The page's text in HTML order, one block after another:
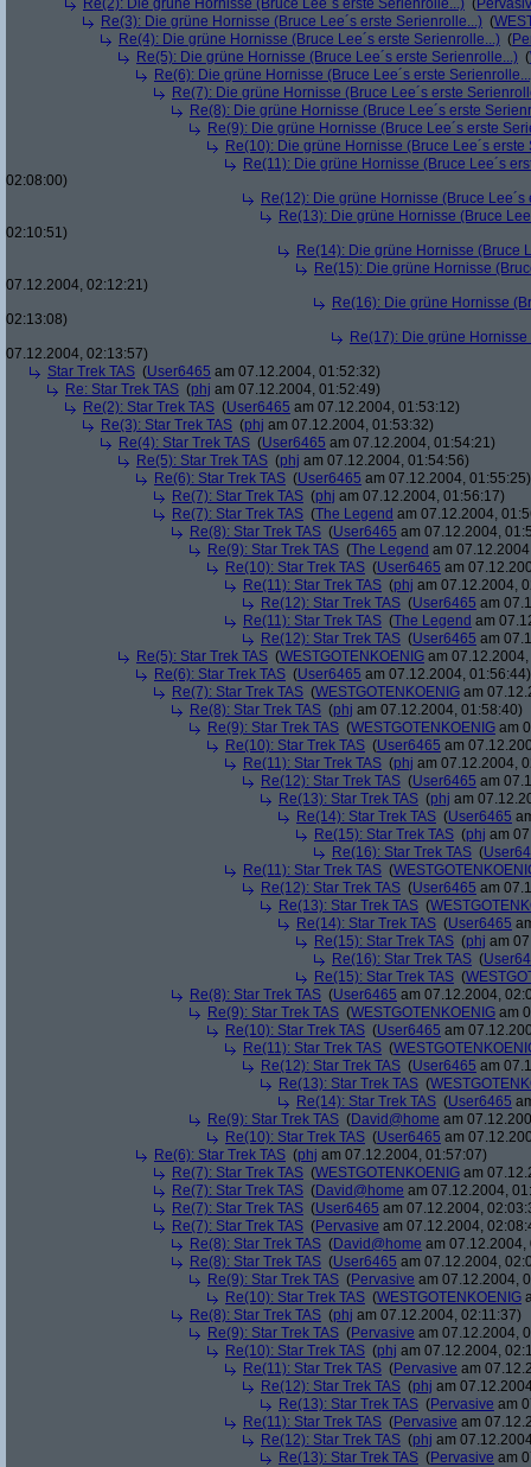
Re(2): Die grüne Hornisse (Bruce Lee´s erste Serienrolle...) (
Re(3): Die grüne Hornisse (Bruce Lee´s erste Serienrolle...) (
Re(4): Die grüne Hornisse (Bruce Lee´s erste Serienrolle...) (
Re(5): Die grüne Hornisse (Bruce Lee´s erste Serienrolle...) (
Re(6): Die grüne Hornisse (Bruce Lee´s erste
Re(7): Die grüne Hornisse (Bruce Lee´s erste
Re(8): Die grüne Hornisse (Bruce Lee´s erste
Re(9): Die grüne Hornisse (Bruce Lee´s erste
Re(10): Die grüne Hornisse (Bruce Lee´s erste
Re(11): Die grüne Hornisse (Bruce Lee´s
02:08:00)
Re(12): Die grüne Hornisse (Bruce
Re(13): Die grüne Hornisse (Bruce
02:10:51)
Re(14): Die grüne Hornisse (Bruce
Re(15): Die grüne Hornisse
07.12.2004, 02:12:21)
Re(16): Die grüne Hornisse
02:13:08)
Re(17): Die grüne
07.12.2004, 02:13:57)
Star Trek TAS (User6465 am 07.12.2004, 01:52:32)
Re: Star Trek TAS (phj am 07.12.2004, 01:52:49)
Re(2): Star Trek TAS (User6465 am 07.12.2004, 01:53:12)
Re(3): Star Trek TAS (phj am 07.12.2004, 01:53:32)
Re(4): Star Trek TAS (User6465 am 07.12.2004, 01:54:21)
Re(5): Star Trek TAS (phj am 07.12.2004, 01:54:56)
Re(6): Star Trek TAS (User6465 am 07.12.2004, 01:55:25)
Re(7): Star Trek TAS (phj am 07.12.2004, 01:56:17)
Re(7): Star Trek TAS (The Legend am 07.12.2004,
Re(8): Star Trek TAS (User6465 am 07.12.2004,
Re(9): Star Trek TAS (The Legend am
Re(10): Star Trek TAS (User6465 am
Re(11): Star Trek TAS (phj am 07.12.2004,
Re(12): Star Trek TAS (User6465 am
Re(11): Star Trek TAS (The Legend am
Re(12): Star Trek TAS (User6465 am
Re(5): Star Trek TAS (WESTGOTENKOENIG am
Re(6): Star Trek TAS (User6465 am 07.12.2004, 01:56:44)
Re(7): Star Trek TAS (WESTGOTENKOENIG am
Re(8): Star Trek TAS (phj am 07.12.2004, 01:58:40)
Re(9): Star Trek TAS (WESTGOTENKOENIG am
Re(10): Star Trek TAS (User6465 am
Re(11): Star Trek TAS (phj am 07.12.2004,
Re(12): Star Trek TAS (User6465 am
Re(13): Star Trek TAS (phj am
Re(14): Star Trek TAS (User6465
Re(15): Star Trek TAS (phj am
Re(16): Star Trek TAS (
Re(11): Star Trek TAS (
Re(12): Star Trek TAS (User6465 am
Re(13): Star Trek TAS (
Re(14): Star Trek TAS (User6465
Re(15): Star Trek TAS (phj am
Re(16): Star Trek TAS (
Re(15): Star Trek TAS (
Re(8): Star Trek TAS (User6465 am 07.12.2004,
Re(9): Star Trek TAS (WESTGOTENKOENIG am
Re(10): Star Trek TAS (User6465 am
Re(11): Star Trek TAS (
Re(12): Star Trek TAS (User6465 am
Re(13): Star Trek TAS (
Re(14): Star Trek TAS (User6465
Re(9): Star Trek TAS (David@home am
Re(10): Star Trek TAS (User6465 am
Re(6): Star Trek TAS (phj am 07.12.2004, 01:57:07)
Re(7): Star Trek TAS (WESTGOTENKOENIG am
Re(7): Star Trek TAS (David@home am 07.12.2004,
Re(7): Star Trek TAS (User6465 am 07.12.2004,
Re(7): Star Trek TAS (Pervasive am 07.12.2004,
Re(8): Star Trek TAS (David@home am 07.12.2004,
Re(8): Star Trek TAS (User6465 am 07.12.2004,
Re(9): Star Trek TAS (Pervasive am 07.12.2004,
Re(10): Star Trek TAS (WESTGOTENKOENIG
Re(8): Star Trek TAS (phj am 07.12.2004, 02:11:37)
Re(9): Star Trek TAS (Pervasive am 07.12.2004,
Re(10): Star Trek TAS (phj am 07.12.2004,
Re(11): Star Trek TAS (Pervasive am
Re(12): Star Trek TAS (phj am
Re(13): Star Trek TAS (Pervasive am
Re(11): Star Trek TAS (Pervasive am
Re(12): Star Trek TAS (phj am
Re(13): Star Trek TAS (Pervasive am